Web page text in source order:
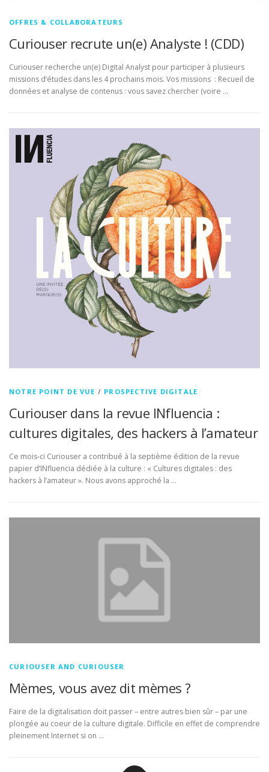
OFFRES & COLLABORATEURS
Curiouser recrute un(e) Analyste ! (CDD)
Curiouser recherche un(e) Digital Analyst pour participer à plusieurs
missions d‘études dans les 4 prochains mois. Vos missions : Recueil de
données et analyse de contenus : vous savez chercher (voire …
NOTRE POINT DE VUE / PROSPECTIVE DIGITALE
Curiouser dans la revue INfluencia :
cultures digitales, des hackers à l’amateur
Ce mois-ci Curiouser a contribué à la septième édition de la revue
papier d’INfluencia dédiée à la culture : « Cultures digitales : des
hackers à l’amateur ». Nous avons approché la …
CURIOUSER AND CURIOUSER
Mèmes, vous avez dit mèmes ?
Faire de la digitalisation doit passer – entre autres bien sûr – par une
plongée au coeur de la culture digitale. Difficile en effet de comprendre
pleinement Internet si on …